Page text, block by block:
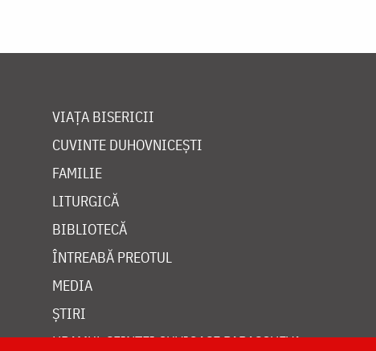
VIAȚA BISERICII
CUVINTE DUHOVNICEȘTI
FAMILIE
LITURGICĂ
BIBLIOTECĂ
ÎNTREABĂ PREOTUL
MEDIA
ȘTIRI
HRAMUL SFINTEI CUVIOASE PARASCHEVA